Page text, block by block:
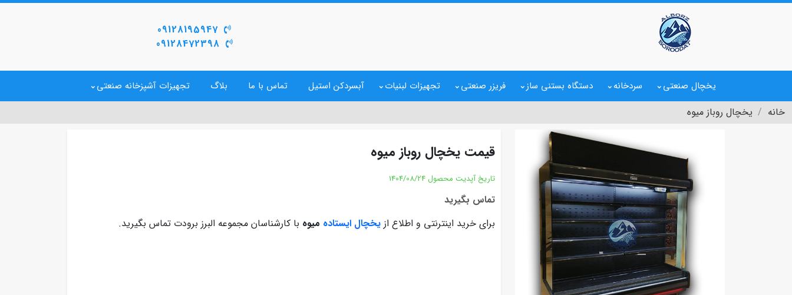
09128195947
09128472398
یخچال صنعتی سردخانه دستگاه بستنی ساز فریزر صنعتی تجهیزات لبنیات آبسردکن استیل تماس با ما بلاگ تجهیزات آشپزخانه صنعتی
خانه یخچال روباز میوه
قیمت یخچال روباز میوه
تاریخ آپدیت محصول 1404/08/24
تماس بگیرید
برای خرید اینترنتی و اطلاع از یخچال ایستاده میوه با کارشناسان مجموعه البرز برودت تماس بگیرید.